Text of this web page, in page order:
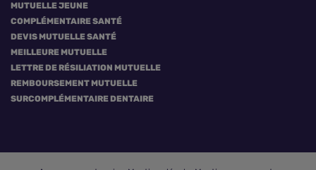
MUTUELLE JEUNE
COMPLÉMENTAIRE SANTÉ
DEVIS MUTUELLE SANTÉ
MEILLEURE MUTUELLE
LETTRE DE RÉSILIATION MUTUELLE
REMBOURSEMENT MUTUELLE
SURCOMPLÉMENTAIRE DENTAIRE